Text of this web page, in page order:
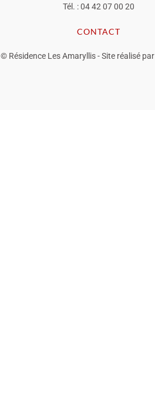
Tél. : 04 42 07 00 20
CONTACT
© Résidence Les Amaryllis - Site réalisé par